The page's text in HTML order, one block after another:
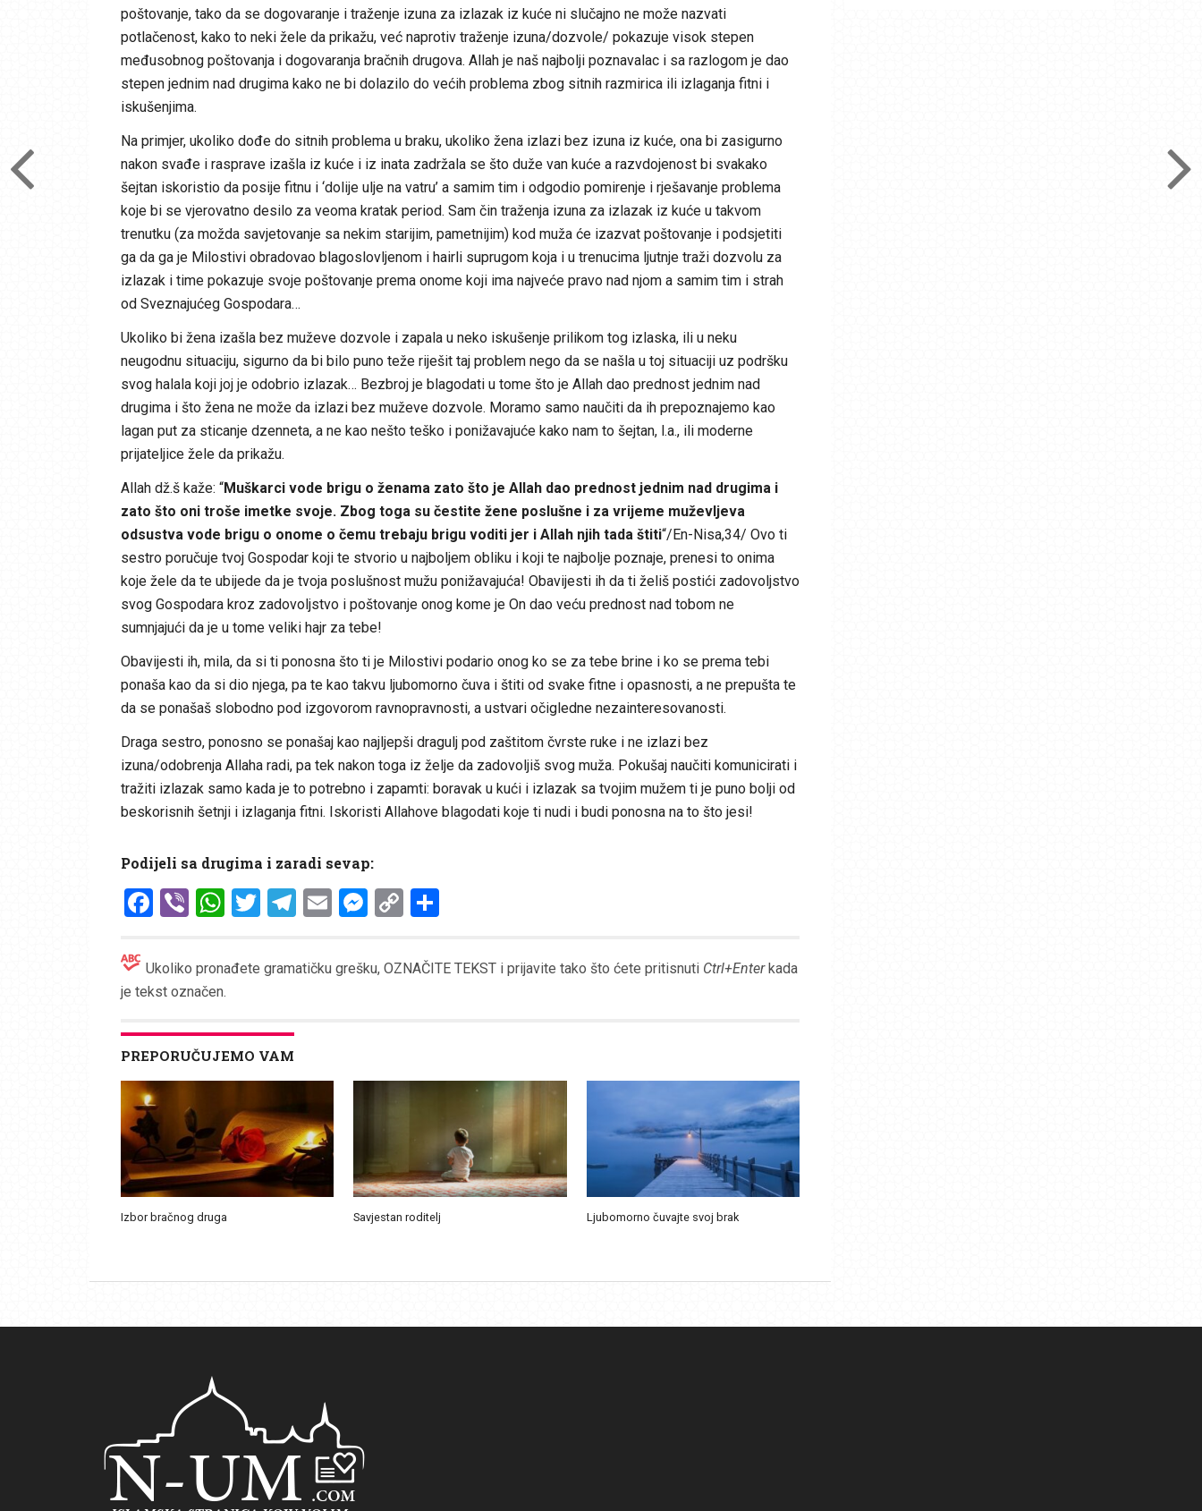
poštovanje, tako da se dogovaranje i traženje izuna za izlazak iz kuće ni slučajno ne može nazvati
potlačenost, kako to neki žele da prikažu, već naprotiv traženje izuna/dozvole/ pokazuje visok stepen
međusobnog poštovanja i dogovaranja bračnih drugova. Allah je naš najbolji poznavalac i sa razlogom je dao
stepen jednim nad drugima kako ne bi dolazilo do većih problema zbog sitnih razmirica ili izlaganja fitni i
iskušenjima.
Na primjer, ukoliko dođe do sitnih problema u braku, ukoliko žena izlazi bez izuna iz kuće, ona bi zasigurno
nakon svađe i rasprave izašla iz kuće i iz inata zadržala se što duže van kuće a razvdojenost bi svakako
šejtan iskoristio da posije fitnu i ‘dolije ulje na vatru’ a samim tim i odgodio pomirenje i rješavanje problema
koje bi se vjerovatno desilo za veoma kratak period. Sam čin traženja izuna za izlazak iz kuće u takvom
trenutku (za možda savjetovanje sa nekim starijim, pametnijim) kod muža će izazvat poštovanje i podsjetiti
ga da ga je Milostivi obradovao blagoslovljenom i hairli suprugom koja i u trenucima ljutnje traži dozvolu za
izlazak i time pokazuje svoje poštovanje prema onome koji ima najveće pravo nad njom a samim tim i strah
od Sveznajućeg Gospodara…
Ukoliko bi žena izašla bez muževe dozvole i zapala u neko iskušenje prilikom tog izlaska, ili u neku
neugodnu situaciju, sigurno da bi bilo puno teže riješit taj problem nego da se našla u toj situaciji uz podršku
svog halala koji joj je odobrio izlazak… Bezbroj je blagodati u tome što je Allah dao prednost jednim nad
drugima i što žena ne može da izlazi bez muževe dozvole. Moramo samo naučiti da ih prepoznajemo kao
lagan put za sticanje dzenneta, a ne kao nešto teško i ponižavajuće kako nam to šejtan, l.a., ili moderne
prijateljice žele da prikažu.
Allah dž.š kaže: “Muškarci vode brigu o ženama zato što je Allah dao prednost jednim nad drugima i
zato što oni troše imetke svoje. Zbog toga su čestite žene poslušne i za vrijeme muževljeva
odsustva vode brigu o onome o čemu trebaju brigu voditi jer i Allah njih tada štiti“/En-Nisa,34/ Ovo ti
sestro poručuje tvoj Gospodar koji te stvorio u najboljem obliku i koji te najbolje poznaje, prenesi to onima
koje žele da te ubijede da je tvoja poslušnost mužu ponižavajuća! Obavijesti ih da ti želiš postići zadovoljstvo
svog Gospodara kroz zadovoljstvo i poštovanje onog kome je On dao veću prednost nad tobom ne
sumnjajući da je u tome veliki hajr za tebe!
Obavijesti ih, mila, da si ti ponosna što ti je Milostivi podario onog ko se za tebe brine i ko se prema tebi
ponaša kao da si dio njega, pa te kao takvu ljubomorno čuva i štiti od svake fitne i opasnosti, a ne prepušta te
da se ponašaš slobodno pod izgovorom ravnopravnosti, a ustvari očigledne nezainteresovanosti.
Draga sestro, ponosno se ponašaj kao najljepši dragulj pod zaštitom čvrste ruke i ne izlazi bez
izuna/odobrenja Allaha radi, pa tek nakon toga iz želje da zadovoljiš svog muža. Pokušaj naučiti komunicirati i
tražiti izlazak samo kada je to potrebno i zapamti: boravak u kući i izlazak sa tvojim mužem ti je puno bolji od
beskorisnih šetnji i izlaganja fitni. Iskoristi Allahove blagodati koje ti nudi i budi ponosna na to što jesi!
Podijeli sa drugima i zaradi sevap:
Facebook
ViberWhatsApp
Twitter
Telegram
EmailMessenger
CopyShare
Ukoliko pronađete gramatičku grešku, OZNAČITE TEKST i prijavite tako što ćete pritisnuti Ctrl+Enterkada
je tekst označen.
PREPORUČUJEMO VAM
Izbor bračnog druga Savjestan roditelj Ljubomorno čuvajte svoj brak